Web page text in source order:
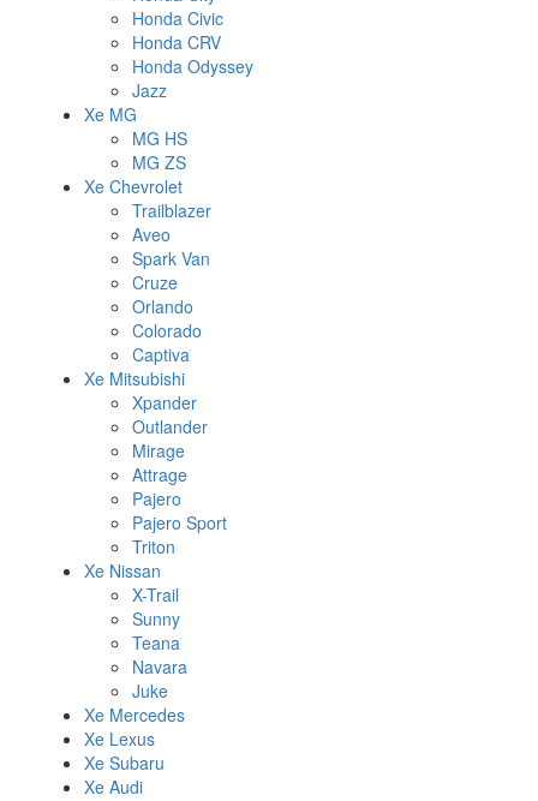
Honda Civic
Honda CRV
Honda Odyssey
Jazz
Xe MG
MG HS
MG ZS
Xe Chevrolet
Trailblazer
Aveo
Spark Van
Cruze
Orlando
Colorado
Captiva
Xe Mitsubishi
Xpander
Outlander
Mirage
Attrage
Pajero
Pajero Sport
Triton
Xe Nissan
X-Trail
Sunny
Teana
Navara
Juke
Xe Mercedes
Xe Lexus
Xe Subaru
Xe Audi